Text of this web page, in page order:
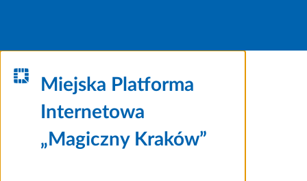
Miejska Platforma
Internetowa
„Magiczny Kraków”